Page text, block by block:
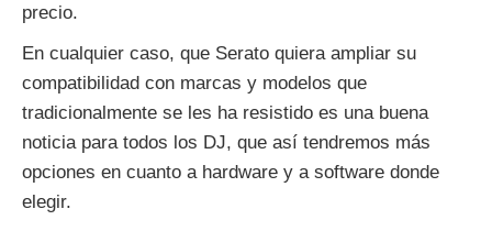
precio.
En cualquier caso, que Serato quiera ampliar su
compatibilidad con marcas y modelos que
tradicionalmente se les ha resistido es una buena
noticia para todos los DJ, que así tendremos más
opciones en cuanto a hardware y a software donde
elegir.